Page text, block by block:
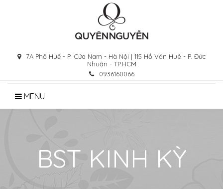
7A Phố Huế - P. Cửa Nam - Hà Nội | 115 Hồ Văn Huê - P. Đức
Nhuận - TP.HCM
0936160066
MENU
BST KINH KỲ